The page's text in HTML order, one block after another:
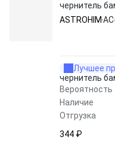
чернитель
ASTROHIM
Лучшее
чернитель
Вероятность
Наличие
Отгрузка
344 ₽